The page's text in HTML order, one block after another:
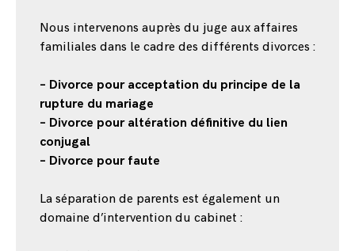
Nous intervenons auprès du juge aux affaires
familiales dans le cadre des différents divorces :
– Divorce pour acceptation du principe de la
rupture du mariage
– Divorce pour altération définitive du lien
conjugal
– Divorce pour faute
La séparation de parents est également un
domaine d’intervention du cabinet :